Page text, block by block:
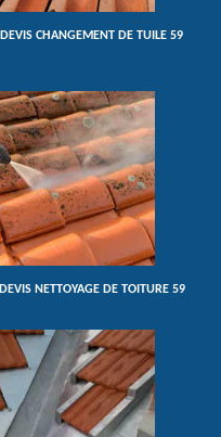
DEVIS CHANGEMENT DE TUILE 59
DEVIS NETTOYAGE DE TOITURE 59